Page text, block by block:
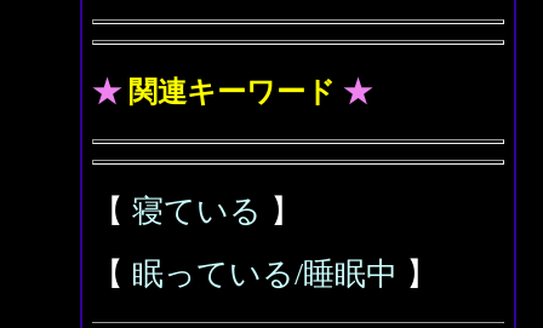
★ 関連キーワード ★
【 寝ている 】
【 眠っている/睡眠中 】